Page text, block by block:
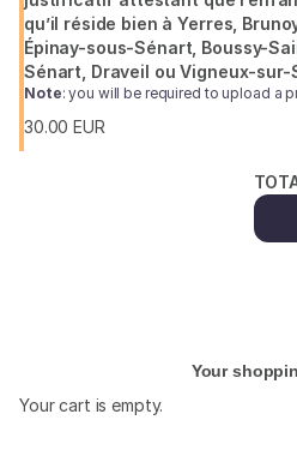
qu’il réside bien à Yerres,
Épinay-sous-Sénart, Boussy-
Sénart, Draveil ou Vigneux-sur-
Note: you will be required to upload a
30.00 EUR
Your
Your cart is empty.